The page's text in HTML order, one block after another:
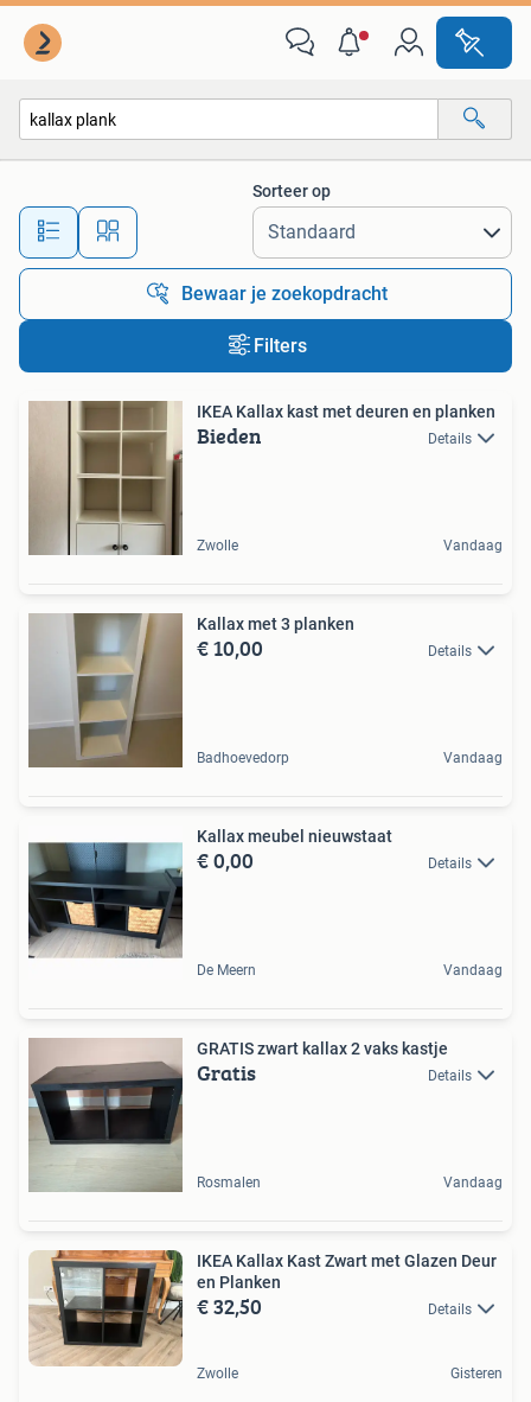
Alle afstanden…
Sorteer op
Bewaar je zoekopdracht
Filters
IKEA Kallax kast met deuren en planken
Bieden Details
Zwolle Vandaag
Kallax met 3 planken
€ 10,00 Details
Badhoevedorp Vandaag
Kallax meubel nieuwstaat
€ 0,00 Details
De Meern Vandaag
GRATIS zwart kallax 2 vaks kastje
Gratis Details
Rosmalen Vandaag
IKEA Kallax Kast Zwart met Glazen Deur
en Planken
€ 32,50 Details
Zwolle Gisteren